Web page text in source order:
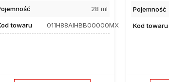
28 ml
towaru 011H88AIHBB00000MX
Pojemność
Kod towaru